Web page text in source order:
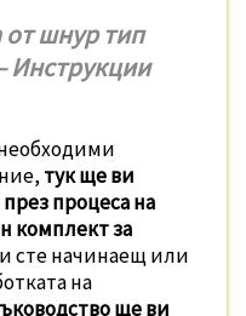
от шнур тип
Инструкции
тук ще ви
процеса на
комплект за
сте начинаещ или
на
ще ви